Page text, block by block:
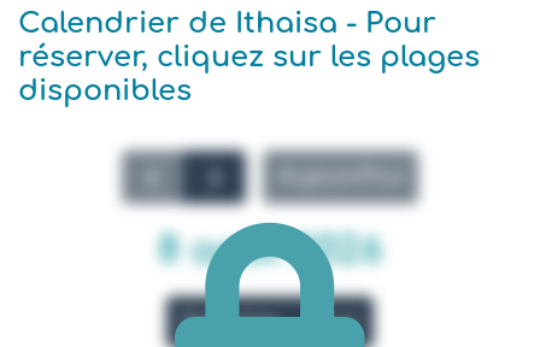
Calendrier de Ithaisa - Pour
réserver, cliquez sur les plages
disponibles
8 août 2026
Semaine Jour